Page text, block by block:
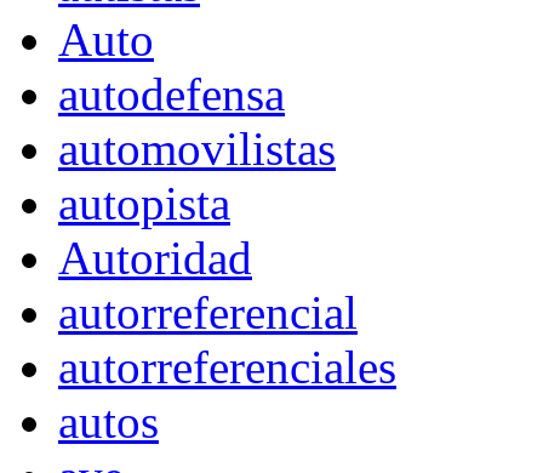
Auto
autodefensa
automovilistas
autopista
Autoridad
autorreferencial
autorreferenciales
autos